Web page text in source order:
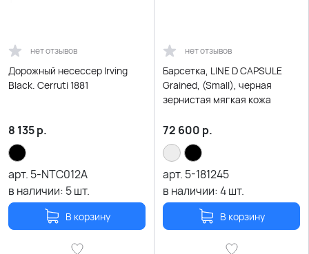
нет отзывов
Дорожный несессер Irving
Black. Cerruti 1881
8 135р.
арт. 5-NTC012A
в наличии: 5шт.
В корзину
нет отзывов
Барсетка, LINE D CAPSULE
Grained, (Small), черная
зернистая мягкая кожа
72 600 р.
арт. 5-181245
в наличии:4шт.
В корзину